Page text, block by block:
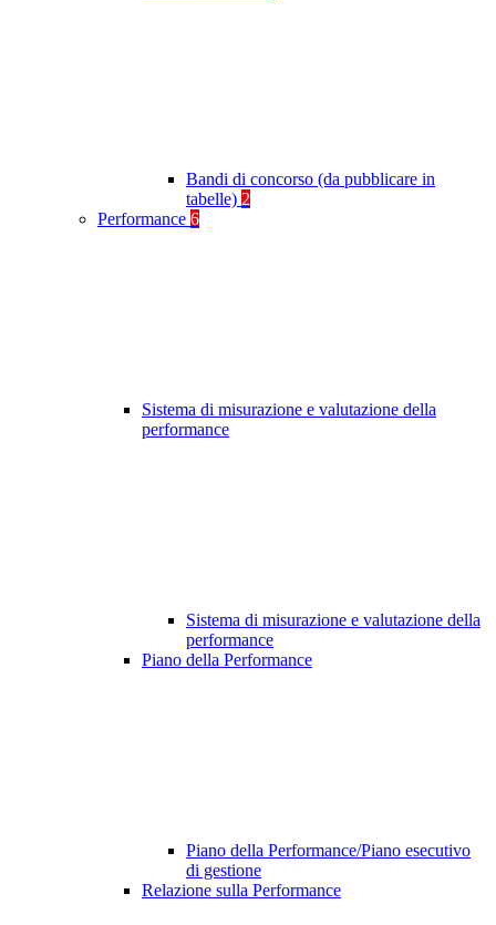
Bandi di concorso (da pubblicare in
tabelle) 2
Performance 6
Sistema di misurazione e valutazione della
performance
Sistema di misurazione e valutazione della
performance
Piano della Performance
Piano della Performance/Piano esecutivo
di gestione
Relazione sulla Performance